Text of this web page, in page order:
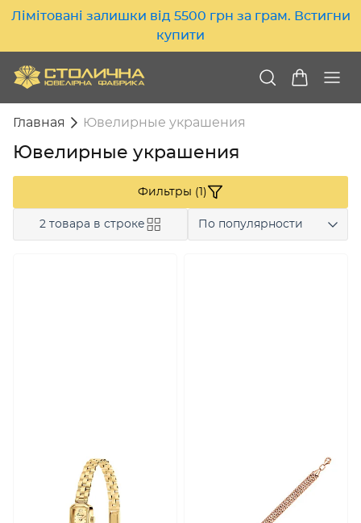
Лімітовані залишки від 5500 грн за грам. Встигни
купити
Главная Ювелирные украшения
Ювелирные украшения
Фильтры (1)
2 товара в строке По популярности